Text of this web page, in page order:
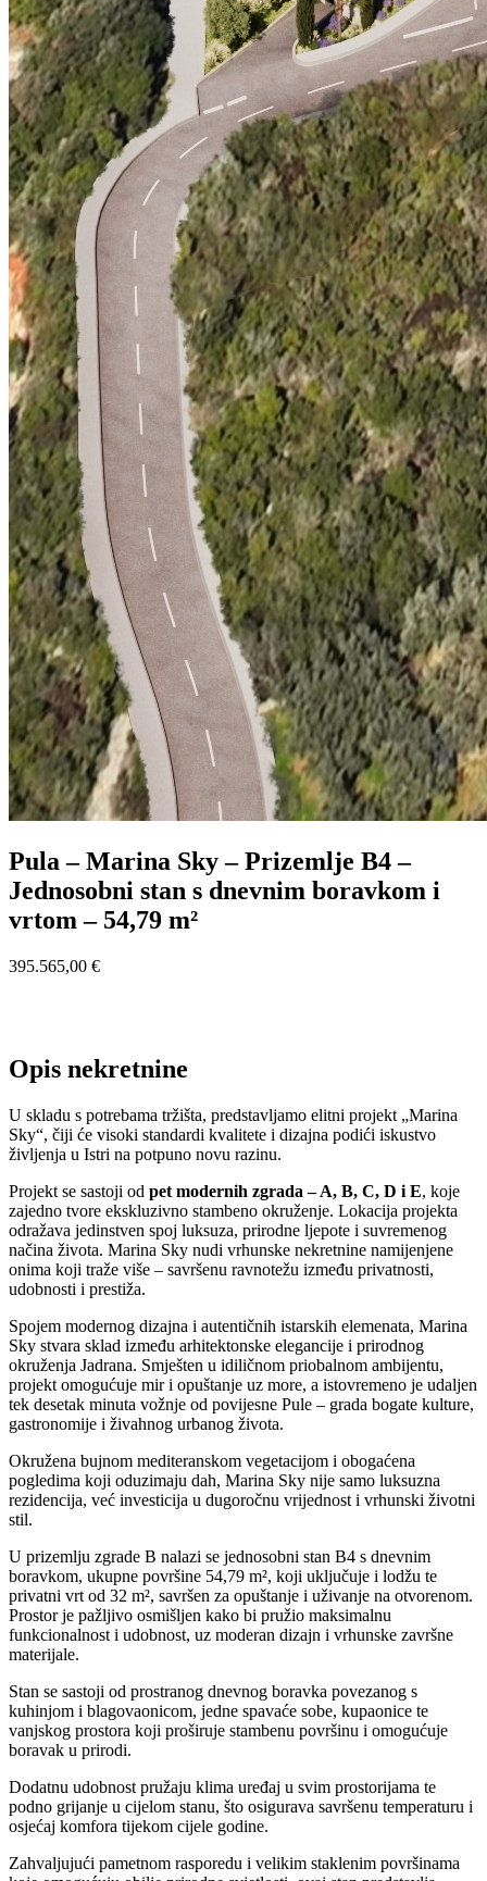
Pula – Marina Sky – Prizemlje B4 –
Jednosobni stan s dnevnim boravkom i
vrtom – 54,79 m²
395.565,00 €
Opis nekretnine
U skladu s potrebama tržišta, predstavljamo elitni projekt „Marina
Sky“, čiji će visoki standardi kvalitete i dizajna podići iskustvo
življenja u Istri na potpuno novu razinu.
Projekt se sastoji od pet modernih zgrada – A, B, C, D i E, koje
zajedno tvore ekskluzivno stambeno okruženje. Lokacija projekta
odražava jedinstven spoj luksuza, prirodne ljepote i suvremenog
načina života. Marina Sky nudi vrhunske nekretnine namijenjene
onima koji traže više – savršenu ravnotežu između privatnosti,
udobnosti i prestiža.
Spojem modernog dizajna i autentičnih istarskih elemenata, Marina
Sky stvara sklad između arhitektonske elegancije i prirodnog
okruženja Jadrana. Smješten u idiličnom priobalnom ambijentu,
projekt omogućuje mir i opuštanje uz more, a istovremeno je udaljen
tek desetak minuta vožnje od povijesne Pule – grada bogate kulture,
gastronomije i živahnog urbanog života.
Okružena bujnom mediteranskom vegetacijom i obogaćena
pogledima koji oduzimaju dah, Marina Sky nije samo luksuzna
rezidencija, već investicija u dugoročnu vrijednost i vrhunski životni
stil.
U prizemlju zgrade B nalazi se jednosobni stan B4 s dnevnim
boravkom, ukupne površine 54,79 m², koji uključuje i lodžu te
privatni vrt od 32 m², savršen za opuštanje i uživanje na otvorenom.
Prostor je pažljivo osmišljen kako bi pružio maksimalnu
funkcionalnost i udobnost, uz moderan dizajn i vrhunske završne
materijale.
Stan se sastoji od prostranog dnevnog boravka povezanog s
kuhinjom i blagovaonicom, jedne spavaće sobe, kupaonice te
vanjskog prostora koji proširuje stambenu površinu i omogućuje
boravak u prirodi.
Dodatnu udobnost pružaju klima uređaj u svim prostorijama te
podno grijanje u cijelom stanu, što osigurava savršenu temperaturu i
osjećaj komfora tijekom cijele godine.
Zahvaljujući pametnom rasporedu i velikim staklenim površinama